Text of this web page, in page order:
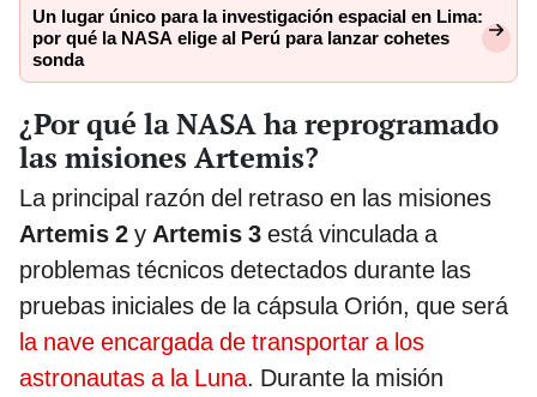
Un lugar único para la investigación espacial en Lima:
por qué la NASA elige al Perú para lanzar cohetes
sonda
¿Por qué la NASA ha reprogramado
las misiones Artemis?
La principal razón del retraso en las misiones
Artemis 2 y Artemis 3 está vinculada a
problemas técnicos detectados durante las
pruebas iniciales de la cápsula Orión, que será
la nave encargada de transportar a los
astronautas a la Luna. Durante la misión